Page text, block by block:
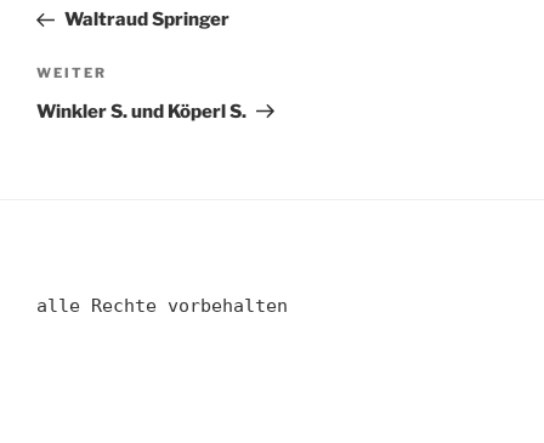
Beitrag
Waltraud Springer
Nächster
Beitrag
WEITER
Winkler S. und Köperl S.
alle Rechte vorbehalten